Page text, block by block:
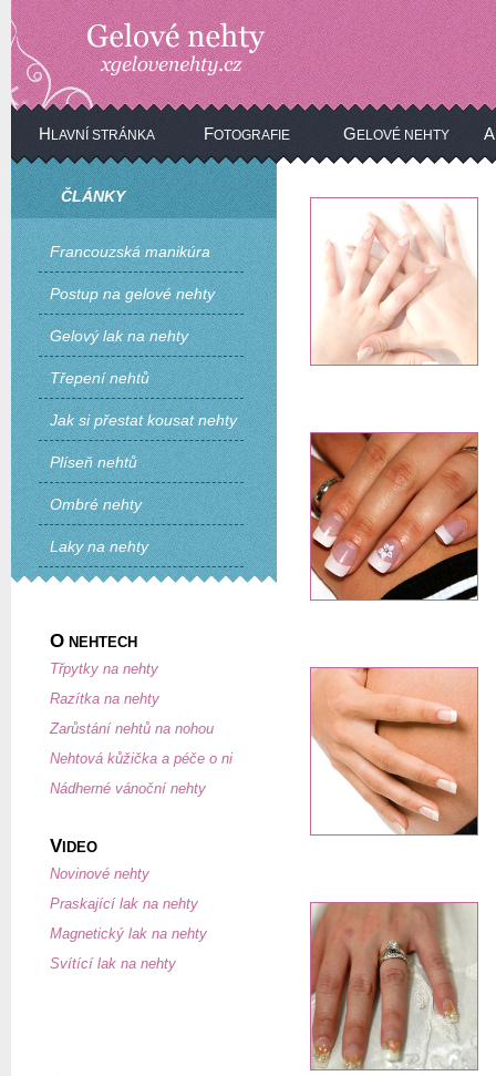
H LAVNÍ STRÁNKA FOTOGRAFIE G ELOVÉ NEHTY A
ČLÁNKY
Francouzská manikúra
Postup na gelové nehty
Gelový lak na nehty
Třepení nehtů
Jak si přestat kousat nehty
Plíseň nehtů
Ombré nehty
Laky na nehty
O NEHTECH
Třpytky na nehty
Razítka na nehty
Zarůstání nehtů na nohou
Nehtová kůžička a péče o ni
Nádherné vánoční nehty
V IDEO
Novinové nehty
Praskající lak na nehty
Magnetický lak na nehty
Svítící lak na nehty